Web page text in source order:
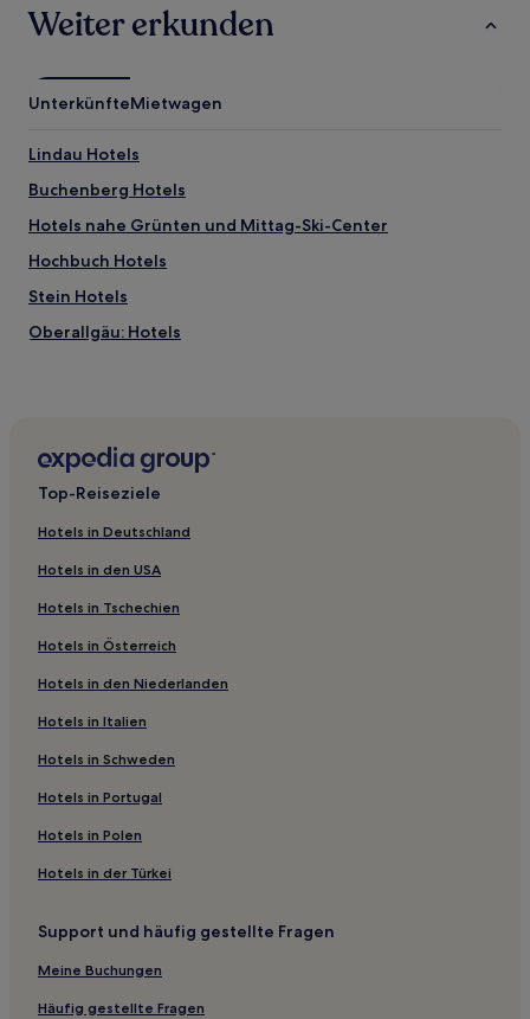
Weiter erkunden
UnterkünfteMietwagen
Lindau Hotels
Buchenberg Hotels
Hotels nahe Grünten und Mittag-Ski-Center
Hochbuch Hotels
Stein Hotels
Oberallgäu: Hotels
Blaichach Hotels
Wilhams Hotels
Balderschwang Hotels
Haggen Hotels
Reute Hotels
Hotels nahe Bahnhof Lindau-Reutin
Bolsterlang Hotels
Rehlings Hotels
Äschach Hotels
Hotels nahe Bahnhof Enzisweiler
Oberstaufen Hotels
Hotels nahe Hafen Bad Schachen
Hotels nahe Aquaria Erlebnisbad
Schwanden Hotels
Kranzegg Hotels
Top-Reiseziele
Hotels in Deutschland
Hotels in den USA
Hotels in Tschechien
Hotels in Österreich
Hotels in den Niederlanden
Hotels in Italien
Hotels in Schweden
Hotels in Portugal
Hotels in Polen
Hotels in der Türkei
Support und häufig gestellte Fragen
Meine Buchungen
Häufig gestellte Fragen